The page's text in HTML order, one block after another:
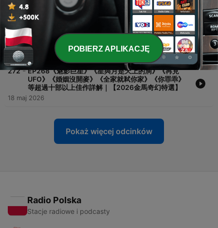
20 cze 2026
EP269『3-4月作品精選盤點』《麥可傑克森》《抓
馬戀人》《科學新娘！》《大檢察官》《3670》《63
小時死亡對峙》
26 maj 2026
272 - EP268《魅影巨星》《星與月是天上的洞》《再見
UFO》《婚姻沒開麥》《全家就弒你家》《你罪乖》
等超過十部以上佳作詳解｜【2026金馬奇幻特選】
18 maj 2026
Pokaż więcej odcinków
Radio Polska
Stacje radiowe i podcasty
POBIERZ APLIKACJĘ